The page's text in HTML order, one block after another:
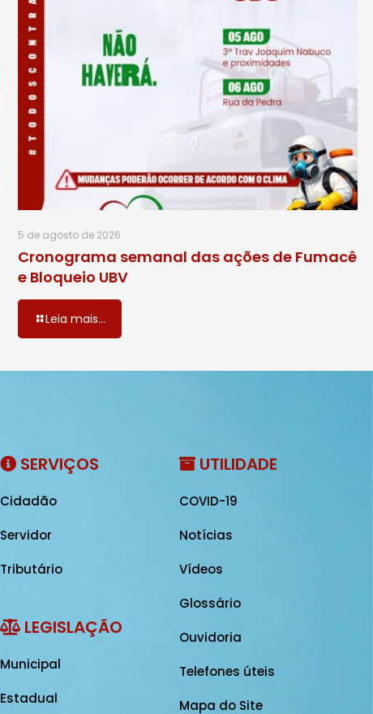
5 de agosto de 2026
Cronograma semanal das ações de Fumacê
e Bloqueio UBV
Leia mais...
SERVIÇOS
Cidadão
Servidor
Tributário
LEGISLAÇÃO
Municipal
Estadual
UTILIDADE
COVID-19
Notícias
Vídeos
Glossário
Ouvidoria
Telefones úteis
Mapa do Site